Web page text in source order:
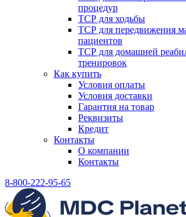
процедур
ТСР для ходьбы
ТСР для передвижения
пациентов
ТСР для домашней
тренировок
Как купить
Условия оплаты
Условия доставки
Гарантия на товар
Реквизиты
Кредит
Контакты
О компании
Контакты
8-800-222-95-65